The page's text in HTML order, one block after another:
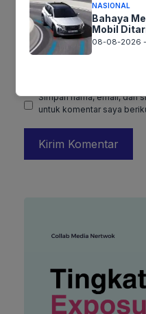
Surel
Simpan nama, email, dan
untuk komentar saya
NASIONAL
Bahaya
Mobil
08-08-2026 -